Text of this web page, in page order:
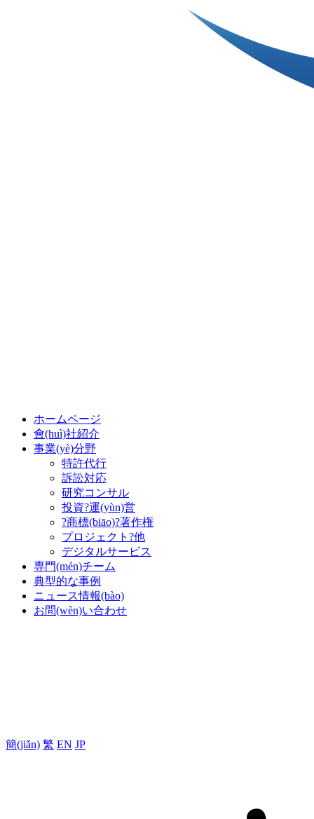
ホームページ
會(huì)社紹介
事業(yè)分野
特許代行
訴訟対応
研究コンサル
投資?運(yùn)営
?商標(biāo)?著作権
プロジェクト?他
デジタルサービス
専門(mén)チーム
典型的な事例
ニュース情報(bào)
お問(wèn)い合わせ
簡(jiǎn) 繁 EN JP